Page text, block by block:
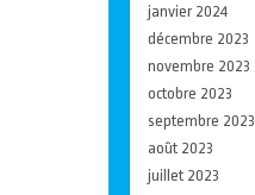
janvier 2024
décembre 2023
novembre 2023
octobre 2023
septembre 2023
août 2023
juillet 2023